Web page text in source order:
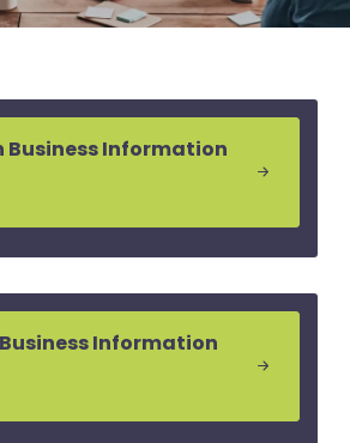
Business Information
Information